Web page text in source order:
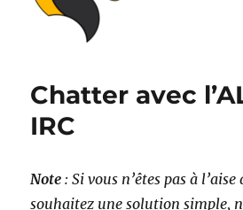
Chatter avec
IRC
Note : Si vous n’êtes pas à l’aise
souhaitez une solution simple,